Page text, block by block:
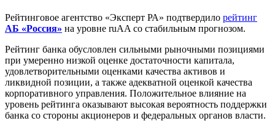
Рейтинговое агентство «Эксперт РА» подтвердило рейтинг
АБ «Россия» на уровне ruAA со стабильным прогнозом.
Рейтинг банка обусловлен сильными рыночными позициями
при умеренно низкой оценке достаточности капитала,
удовлетворительными оценками качества активов и
ликвидной позиции, а также адекватной оценкой качества
корпоративного управления. Положительное влияние на
уровень рейтинга оказывают высокая вероятность поддержки
банка со стороны акционеров и федеральных органов власти.